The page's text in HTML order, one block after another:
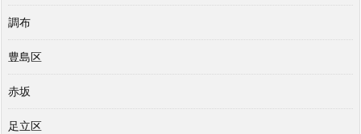
調布
豊島区
赤坂
足立区